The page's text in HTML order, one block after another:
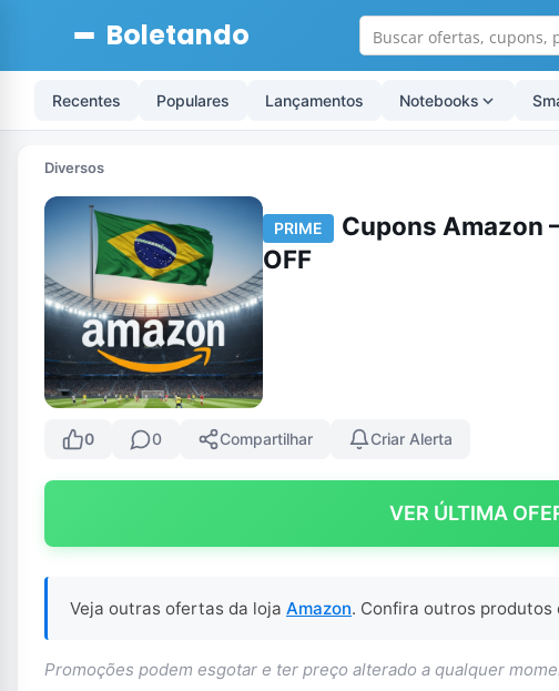
Boletando
Recentes Populares Lançamentos Notebooks
Diversos
PRIME
Cupons Amazon
OFF
0 0 Compartilhar Criar Alerta
VER ÚLTIMA
Veja outras ofertas da loja Amazon. Confira outros produtos
Promoções podem esgotar e ter preço alterado a qualquer